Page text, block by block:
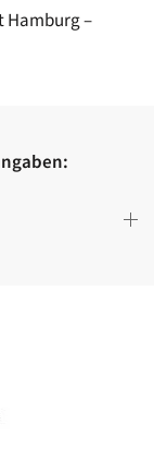
Hamburg –